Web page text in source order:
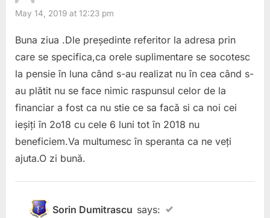
May 14, 2019 at 12:23 pm
Buna ziua .Dle președinte referitor la adresa prin
care se specifica,ca orele suplimentare se socotesc
la pensie în luna când s-au realizat nu în cea când s-
au plătit nu se face nimic raspunsul celor de la
financiar a fost ca nu stie ce sa facă si ca noi cei
ieșiți în 2o18 cu cele 6 luni tot în 2018 nu
beneficiem.Va multumesc în speranta ca ne veți
ajuta.O zi bună.
Sorin Dumitrascu says: